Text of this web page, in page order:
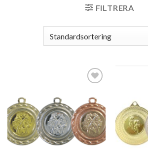
FILTRERA
wishlist